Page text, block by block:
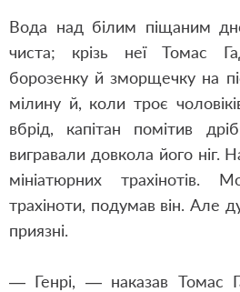
Вода над білим піщаним
чиста; крізь неї Томас
борозенку й зморщечку на
мілину й, коли троє
вбрід, капітан помітив
вигравали довкола його ніг.
мініатюрних
трахіноти, подумав він. Але
приязні.
— Генрі, — наказав Томас